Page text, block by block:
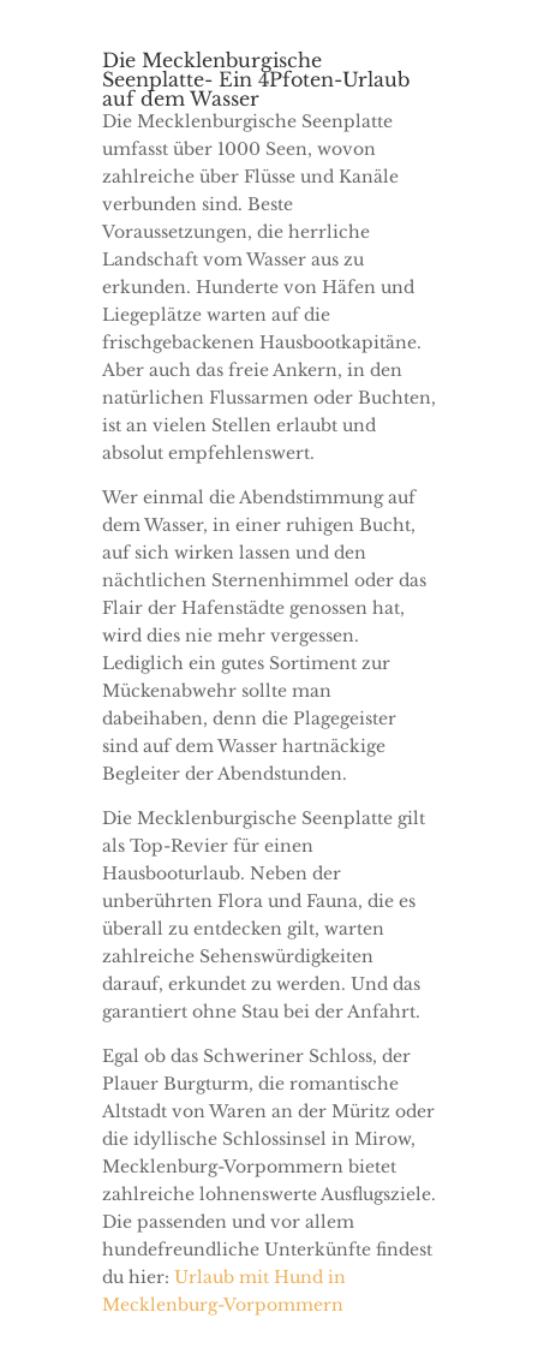
Die Mecklenburgische
Seenplatte- Ein 4Pfoten-Urlaub
auf dem Wasser
Die Mecklenburgische Seenplatte
umfasst über 1000 Seen, wovon
zahlreiche über Flüsse und Kanäle
verbunden sind. Beste
Voraussetzungen, die herrliche
Landschaft vom Wasser aus zu
erkunden. Hunderte von Häfen und
Liegeplätze warten auf die
frischgebackenen Hausbootkapitäne.
Aber auch das freie Ankern, in den
natürlichen Flussarmen oder Buchten,
ist an vielen Stellen erlaubt und
absolut empfehlenswert.
Wer einmal die Abendstimmung auf
dem Wasser, in einer ruhigen Bucht,
auf sich wirken lassen und den
nächtlichen Sternenhimmel oder das
Flair der Hafenstädte genossen hat,
wird dies nie mehr vergessen.
Lediglich ein gutes Sortiment zur
Mückenabwehr sollte man
dabeihaben, denn die Plagegeister
sind auf dem Wasser hartnäckige
Begleiter der Abendstunden.
Die Mecklenburgische Seenplatte gilt
als Top-Revier für einen
Hausbooturlaub. Neben der
unberührten Flora und Fauna, die es
überall zu entdecken gilt, warten
zahlreiche Sehenswürdigkeiten
darauf, erkundet zu werden. Und das
garantiert ohne Stau bei der Anfahrt.
Egal ob das Schweriner Schloss, der
Plauer Burgturm, die romantische
Altstadt von Waren an der Müritz oder
die idyllische Schlossinsel in Mirow,
Mecklenburg-Vorpommern bietet
zahlreiche lohnenswerte Ausflugsziele.
Die passenden und vor allem
hundefreundliche Unterkünfte findest
du hier: Urlaub mit Hund in
Mecklenburg-Vorpommern